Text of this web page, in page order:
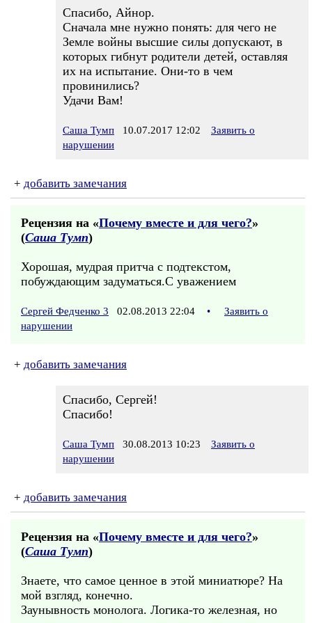
Спасибо, Айнор.
Сначала мне нужно понять: для чего не
Земле войны высшие силы допускают, в
которых гибнут родители детей, оставляя
их на испытание. Они-то в чем
провинились?
Удачи Вам!
Саша Тумп 10.07.2017 12:02
Заявить о
нарушении
+ добавить замечания
Рецензия на «Почему вместе и для чего?»
(Саша Тумп)
Хорошая, мудрая притча с подтекстом,
побуждающим задуматься.С уважением
Сергей Федченко 3 02.08.2013 22:04 •
Заявить о
нарушении
+ добавить замечания
Спасибо, Сергей!
Спасибо!
Саша Тумп 30.08.2013 10:23
Заявить о
нарушении
+ добавить замечания
Рецензия на «Почему вместе и для чего?»
(Саша Тумп)
Знаете, что самое ценное в этой миниатюре? На
мой взгляд, конечно.
Заунывность монолога. Логика-то железная, но